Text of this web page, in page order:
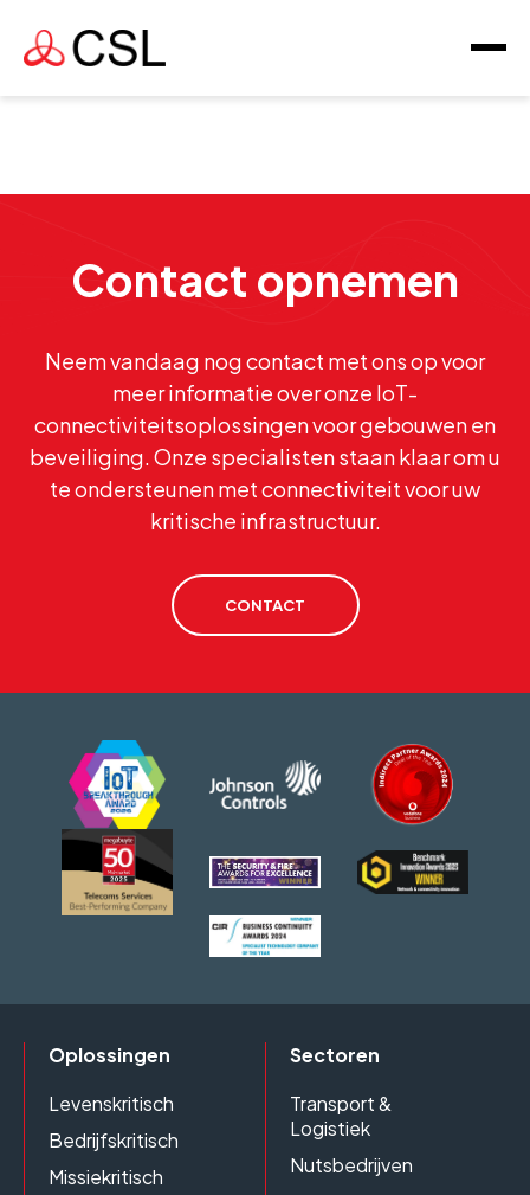
Contact opnemen
Neem vandaag nog contact met ons op voor
meer informatie over onze IoT-
connectiviteitsoplossingen voor gebouwen en
beveiliging. Onze specialisten staan klaar om u
te ondersteunen met connectiviteit voor uw
kritische infrastructuur.
CONTACT
Oplossingen
Levenskritisch
Bedrijfskritisch
Missiekritisch
Sectoren
Transport &
Logistiek
Nutsbedrijven